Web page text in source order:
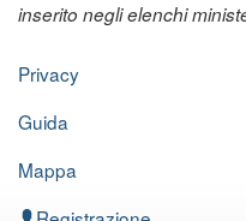
inserito negli elenchi
Privacy
Guida
Mappa